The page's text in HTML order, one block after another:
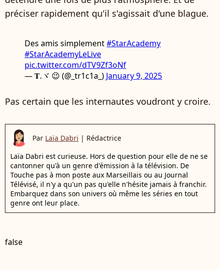
préciser rapidement qu'il s'agissait d'une blague.
Des amis simplement#StarAcademy
#StarAcademyLeLive
pic.twitter.com/dTV9Zf3oNf
— 𝐓.ヾ 😉 (@_tr1c1a_) January 9, 2025
Pas certain que les internautes voudront y croire.
Par Laïa Dabri | Rédactrice
Laïa Dabri est curieuse. Hors de question pour elle de ne se
cantonner qu'à un genre d'émission à la télévision. De
Touche pas à mon poste aux Marseillais ou au Journal
Télévisé, il n'y a qu'un pas qu'elle n'hésite jamais à franchir.
Embarquez dans son univers où même les séries en tout
genre ont leur place.
false